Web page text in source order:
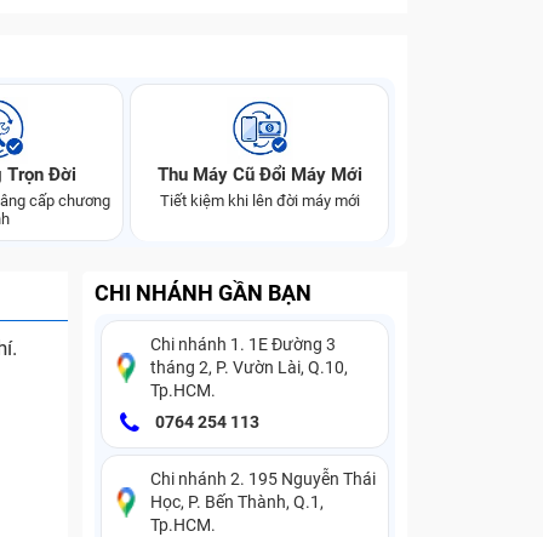
Trọn Đời
cấp chương
Thu Máy Cũ Đổi Máy Mới
Tiết kiệm khi lên đời máy mới
CHI NHÁNH GẦN BẠN
Chi nhánh 1. 1E Đường 3
tháng 2, P. Vườn Lài, Q.10,
Tp.HCM.
0764 254 113
Chi nhánh 2. 195 Nguyễn Thái
Học, P. Bến Thành, Q.1,
Tp.HCM.